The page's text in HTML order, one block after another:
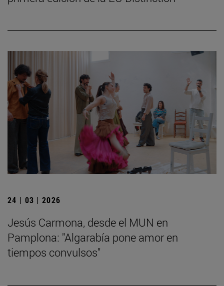
24 | 03 | 2026
Jesús Carmona, desde el MUN en
Pamplona: "Algarabía pone amor en
tiempos convulsos"